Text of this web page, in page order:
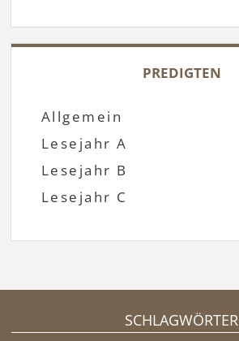
PREDIGTEN
Allgemein
Lesejahr A
Lesejahr B
Lesejahr C
SCHLAGWÖRTER